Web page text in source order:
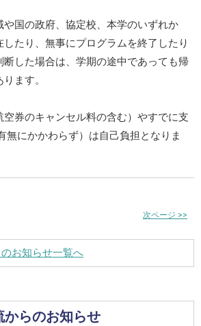
や国の政府、協定校、本学のいずれか
たり、無事にプログラムを終了したり
した場合は、学期の途中であっても帰
ます。
券のキャンセル料の含む）やすでに支
無にかかわらず）は自己負担となりま
次ページ >>
お知らせ一覧へ
からのお知らせ